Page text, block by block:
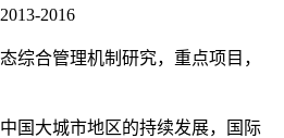
2016
综合管理机制研究，重点项目，
国大城市地区的持续发展，国际